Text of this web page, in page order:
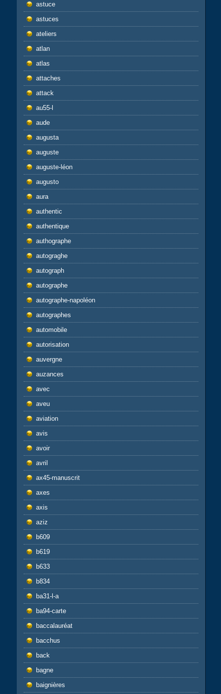
astuce
astuces
ateliers
atlan
atlas
attaches
attack
au55-l
aude
augusta
auguste
auguste-léon
augusto
aura
authentic
authentique
authographe
autograghe
autograph
autographe
autographe-napoléon
autographes
automobile
autorisation
auvergne
auzances
avec
aveu
aviation
avis
avoir
avril
ax45-manuscrit
axes
axis
aziz
b609
b619
b633
b834
ba31-l-a
ba94-carte
baccalauréat
bacchus
back
bagne
baignières